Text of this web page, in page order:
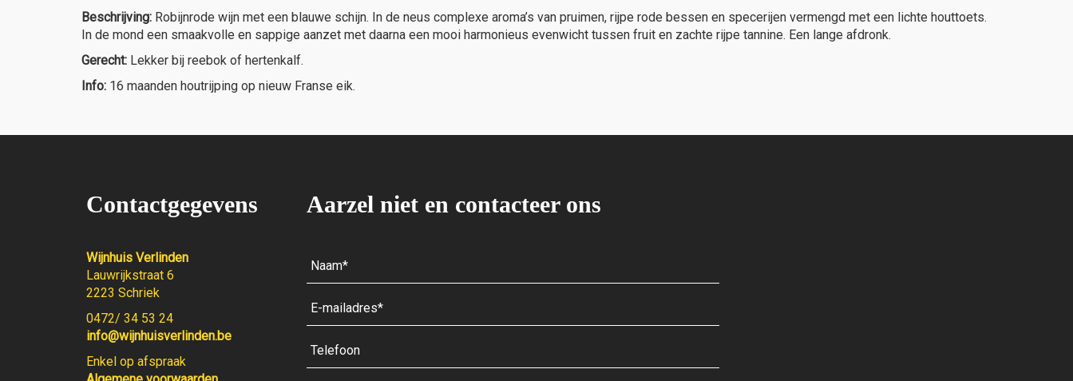
Beschrijving: Robijnrode wijn met een blauwe schijn. In de neus complexe aroma’s van pruimen, rijpe rode bessen en specerijen vermengd met een lichte houttoets.
In de mond een smaakvolle en sappige aanzet met daarna een mooi harmonieus evenwicht tussen fruit en zachte rijpe tannine. Een lange afdronk.
Gerecht: Lekker bij reebok of hertenkalf.
Info: 16 maanden houtrijping op nieuw Franse eik.
Contactgegevens
Wijnhuis Verlinden
Lauwrijkstraat 6
2223 Schriek
0472/ 34 53 24
info@wijnhuisverlinden.be
Enkel op afspraak
Aarzel niet en contacteer ons